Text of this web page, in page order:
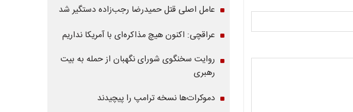
عامل اصلی قتل حمیدرضا رجب‌زاده دستگیر شد
عراقچی: اکنون هیچ مذاکره‌ای با آمریکا نداریم
روایت سخنگوی شورای نگهبان از حمله به بیت
رهبری
دموکرات‌ها نسخه ترامپ را پیچیدند